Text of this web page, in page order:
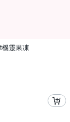
靈果凍